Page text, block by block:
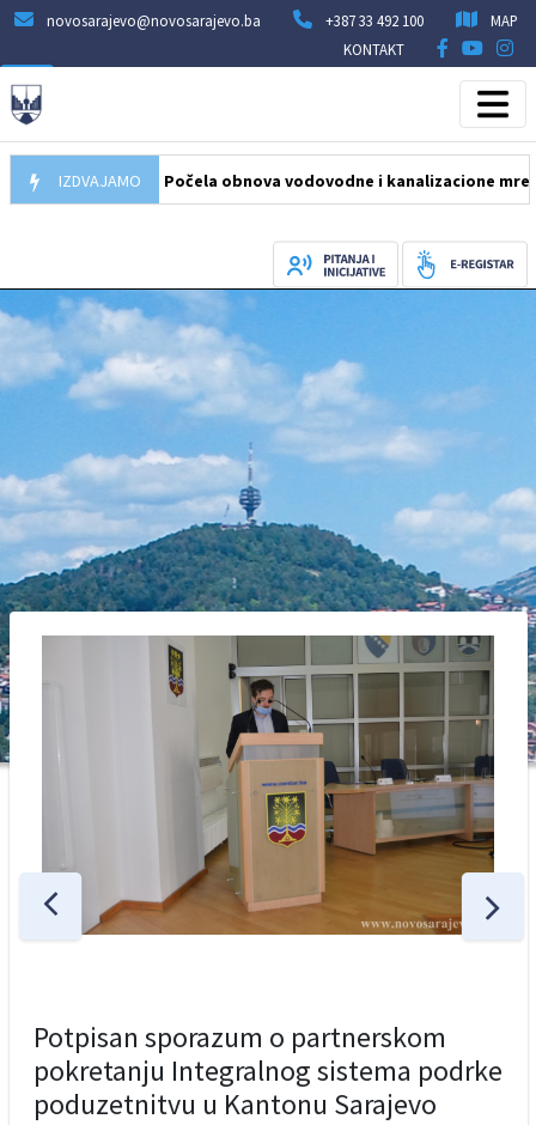
novosarajevo@novosarajevo.ba +387 33 492 100
MAP
KONTAKT
IZDVAJAMO
05.08.2026 Počela obnova vodovodne i kanalizacione mreže u
Potpisan sporazum o partnerskom
pokretanju Integralnog sistema podrke
poduzetnitvu u Kantonu Sarajevo